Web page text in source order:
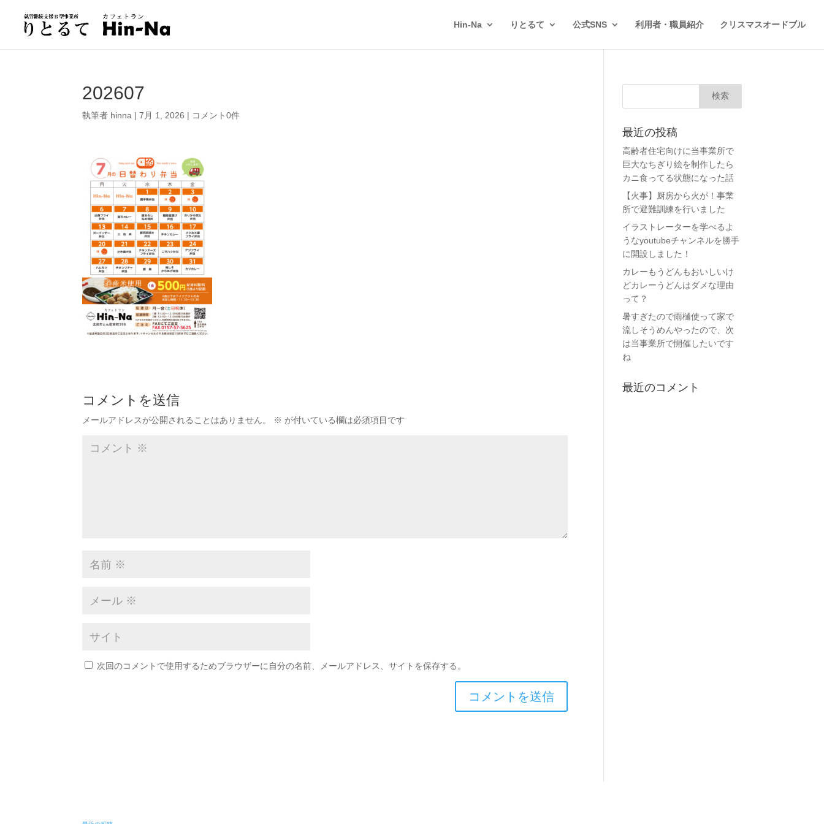
Hin-Na りとるて 公式SNS 利用者・職員紹介 クリスマスオードブル
202607
執筆者 hinna |7月 1, 2026 | コメント0件
コメントを送信
メールアドレスが公開されることはありません。 ※ が付いている欄は必須項目です
次回のコメントで使用するためブラウザーに自分の名前、メールアドレス、サイトを保存する。
最近の投稿
高齢者住宅向けに当事業所で
巨大なちぎり絵を制作したら
カニ食ってる状態になった話
【火事】厨房から火が！事業
所で避難訓練を行いました
イラストレーターを学べるよ
うなyoutubeチャンネルを勝手
に開設しました！
カレーもうどんもおいしいけ
どカレーうどんはダメな理由
って？
暑すぎたので雨樋使って家で
流しそうめんやったので、次
は当事業所で開催したいです
ね
最近のコメント